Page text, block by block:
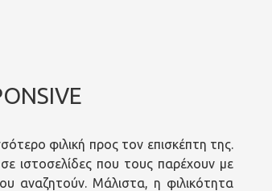
φιλική προς τον επισκέπτη της.
ιστοσελίδες που τους παρέχουν με
αναζητούν. Μάλιστα, η φιλικότητα